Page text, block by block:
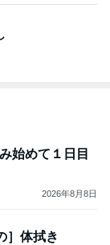
始めて１日目
2026年8月8日
］体拭き